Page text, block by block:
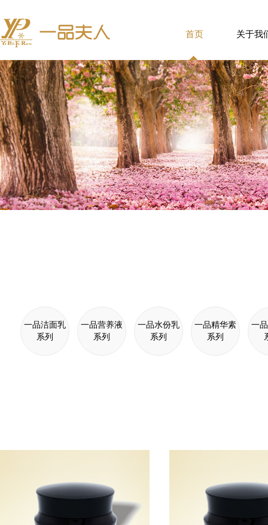
首页 关于我
一品洁面乳
系列
一品营养液
系列
一品水份乳
系列
一品精华素
系列
一